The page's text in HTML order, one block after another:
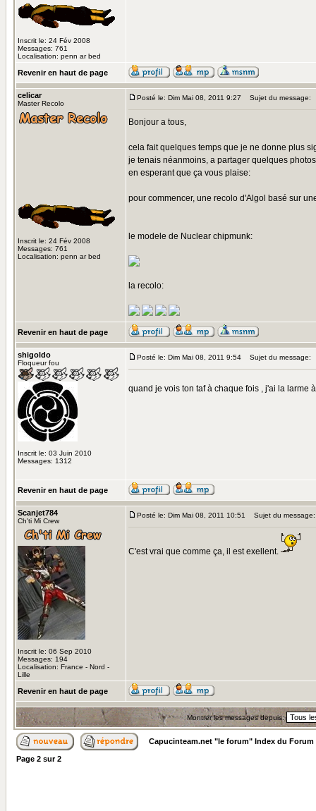
Inscrit le: 24 Fév 2008
Messages: 761
Localisation: penn ar bed
Revenir en haut de page
celicar
Master Recolo
Inscrit le: 24 Fév 2008
Messages: 761
Localisation: penn ar bed
Posté le: Dim Mai 08, 2011 9:27 Sujet du message:
Bonjour a tous,
cela fait quelques temps que je ne donne plus
je tenais néanmoins, a partager quelques
en esperant que ça vous plaise:
pour commencer, une recolo d'Algol basé sur
le modele de Nuclear chipmunk:
la recolo:
Revenir en haut de page
shigoldo
Floqueur fou
Inscrit le: 03 Juin 2010
Messages: 1312
Posté le: Dim Mai 08, 2011 9:54 Sujet du message:
quand je vois ton taf à chaque fois , j'ai la larme
Revenir en haut de page
Scanjet784
Ch'ti Mi Crew
Inscrit le: 06 Sep 2010
Messages: 194
Localisation: France - Nord -
Lille
Posté le: Dim Mai 08, 2011 10:51 Sujet du message:
C'est vrai que comme ça, il est exellent.
Revenir en haut de page
Montrer les messages depuis:
Capucinteam.net "le forum" Index du Forum
Page 2 sur2